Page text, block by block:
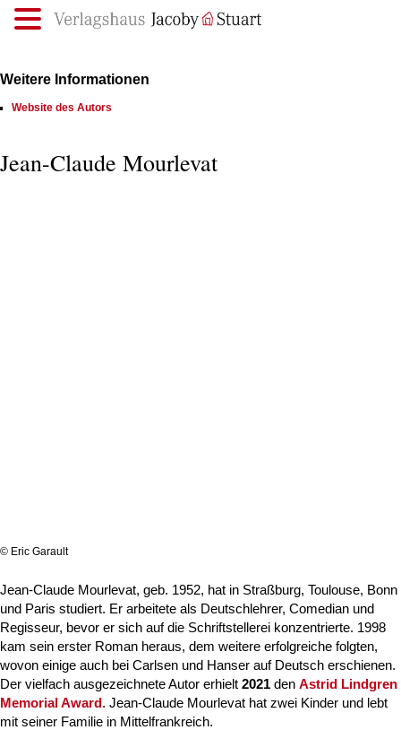
Jean-Claude Mourlevat
© Eric Garault
Jean-Claude Mourlevat, geb. 1952, hat in Straßburg, Toulouse, Bonn
und Paris studiert. Er arbeitete als Deutschlehrer, Comedian und
Regisseur, bevor er sich auf die Schriftstellerei konzentrierte. 1998
kam sein erster Roman heraus, dem weitere erfolgreiche folgten,
wovon einige auch bei Carlsen und Hanser auf Deutsch erschienen.
Der vielfach ausgezeichnete Autor erhielt 2021 den Astrid Lindgren
Memorial Award. Jean-Claude Mourlevat hat zwei Kinder und lebt
mit seiner Familie in Mittelfrankreich.
Weitere Informationen
Website des Autors